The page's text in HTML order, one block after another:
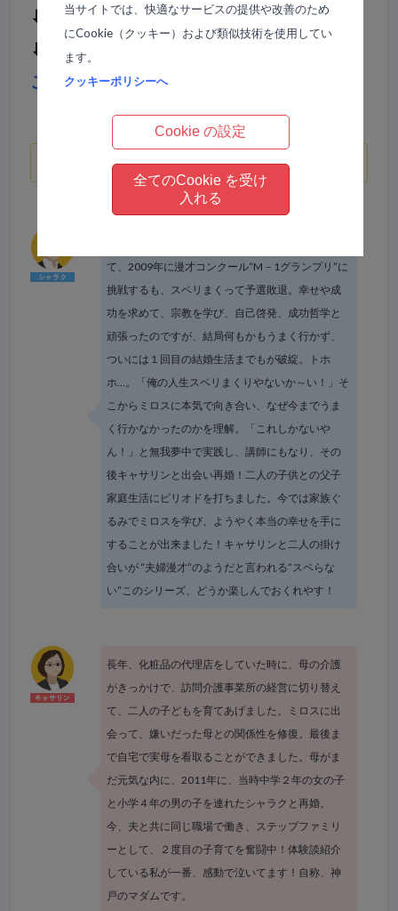
⬇︎それでは詳しくはこちらから、どうぞ！
⬇︎
これが私の道！〜It’s my road〜
プロフィール紹介
て、2009年に漫才コンクール“M－1グランプリ”に
挑戦するも、スベリまくって予選敗退。幸せや成
功を求めて、宗教を学び、自己啓発、成功哲学と
頑張ったのですが、結局何もかもうまく行かず、
ついには１回目の結婚生活までもが破綻。トホ
ホ…。「俺の人生スベリまくりやないか～い！」そ
こからミロスに本気で向き合い、なぜ今までうま
く行かなかったのかを理解。「これしかないや
ん！」と無我夢中で実践し、講師にもなり、その
後キャサリンと出会い再婚！二人の子供との父子
家庭生活にピリオドを打ちました。今では家族ぐ
るみでミロスを学び、ようやく本当の幸せを手に
することが出来ました！キャサリンと二人の掛け
合いが “夫婦漫才”のようだと言われる“スベらな
い”このシリーズ、どうか楽しんでおくれやす！
長年、化粧品の代理店をしていた時に、母の介護
がきっかけで、訪問介護事業所の経営に切り替え
て、二人の子どもを育てあげました。ミロスに出
会って、嫌いだった母との関係性を修復。最後ま
で自宅で実母を看取ることができました。母がま
だ元気な内に、2011年に、当時中学２年の女の子
と小学４年の男の子を連れたシャラクと再婚。
今、夫と共に同じ職場で働き、ステップファミリ
ーとして、２度目の子育てを奮闘中！体験談紹介
している私が一番、感動で泣いてます！自称、神
戸のマダムです。
当サイトでは、快適なサービスの提供や改善のため
にCookie（クッキー）および類似技術を使用してい
ます。
クッキーポリシーへ
Cookie の設定
全てのCookie を受け
入れる